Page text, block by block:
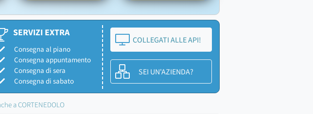
SERVIZI EXTRA
Consegna al piano
Consegna appuntamento
Consegna di sera
Consegna di sabato
COLLEGATI ALLE API!
SEI UN'AZIENDA?
a CORTENEDOLO